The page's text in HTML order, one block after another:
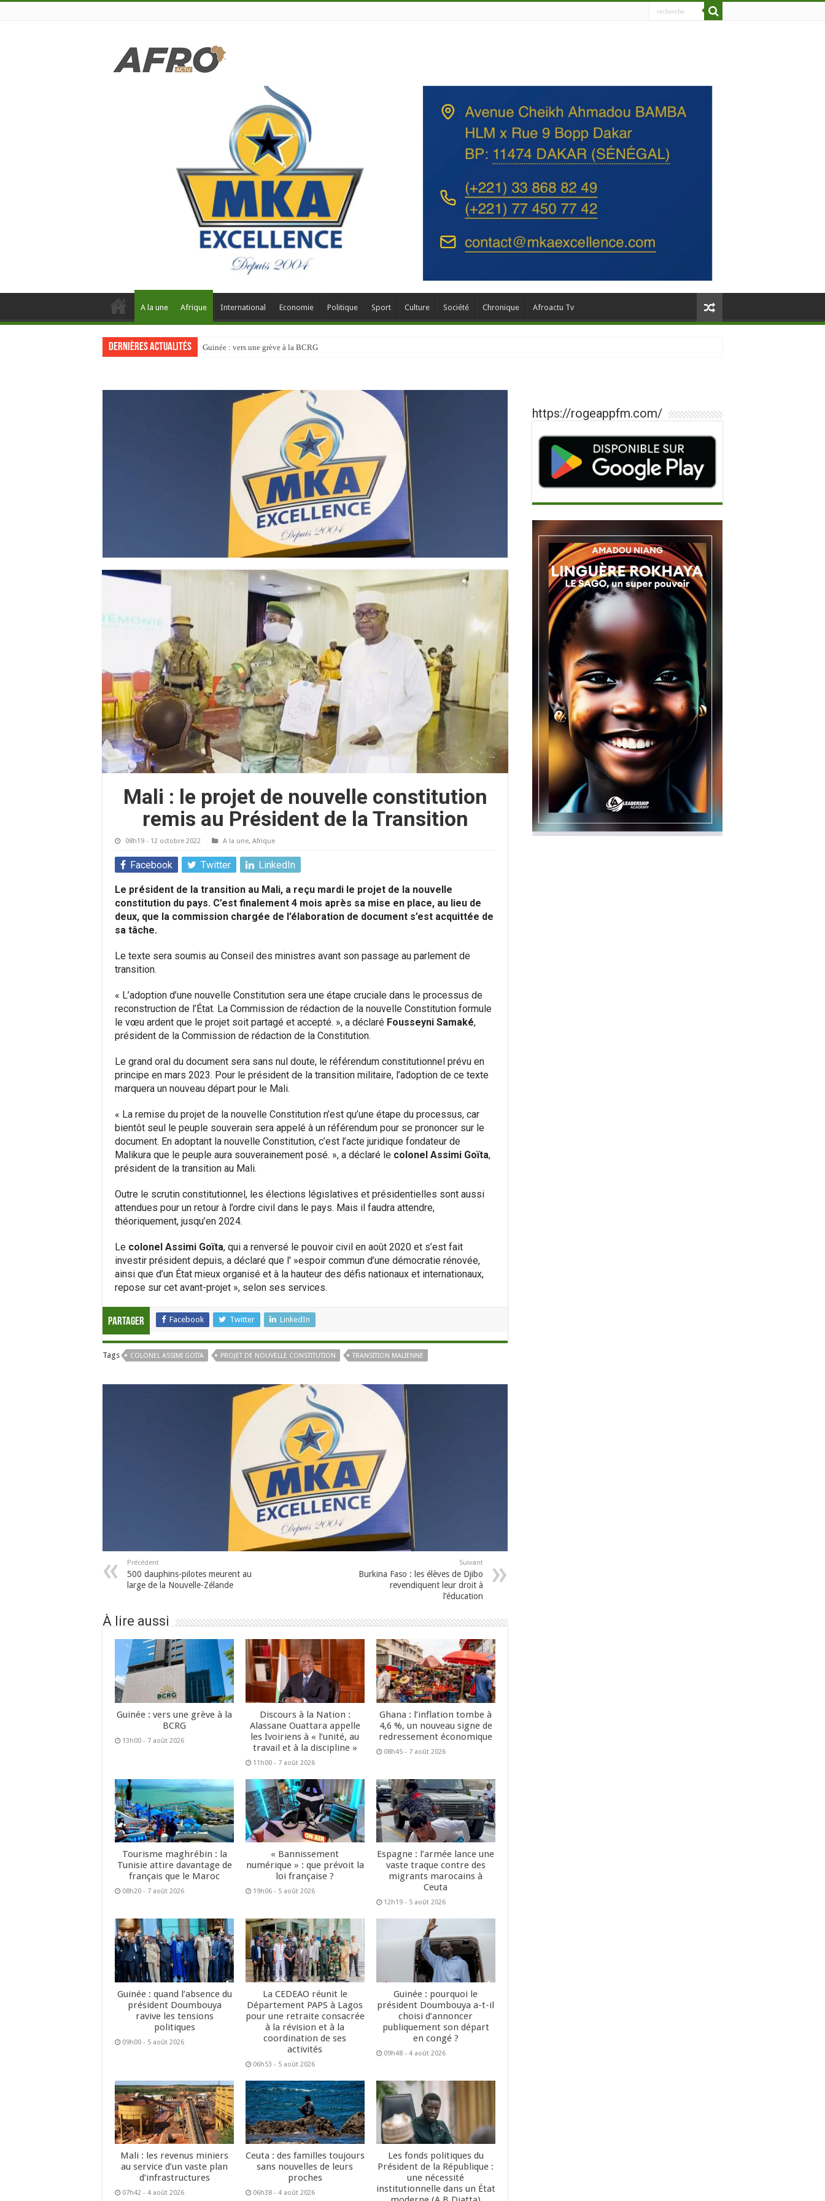
A la une Afrique International Economie Politique Sport Culture Société Chronique Afroactu Tv
Dernières actualités Guinée : vers une grève à la BCRG
Mali : le projet de nouvelle constitution
remis au Président de la Transition
08h19 - 12 octobre 2022 A la une, Afrique
Facebook Twitter LinkedIn
Le président de la transition au Mali, a reçu mardi le projet de la nouvelle
constitution du pays. C’est finalement 4 mois après sa mise en place, au lieu de
deux, que la commission chargée de l’élaboration de document s’est acquittée de
sa tâche.
Le texte sera soumis au Conseil des ministres avant son passage au parlement de
transition.
« L’adoption d’une nouvelle Constitution sera une étape cruciale dans le processus de
reconstruction de l’État. La Commission de rédaction de la nouvelle Constitution formule
le vœu ardent que le projet soit partagé et accepté. », a déclaré Fousseyni Samaké,
président de la Commission de rédaction de la Constitution.
Le grand oral du document sera sans nul doute, le référendum constitutionnel prévu en
principe en mars 2023. Pour le président de la transition militaire, l’adoption de ce texte
marquera un nouveau départ pour le Mali.
« La remise du projet de la nouvelle Constitution n’est qu’une étape du processus, car
bientôt seul le peuple souverain sera appelé à un référendum pour se prononcer sur le
document. En adoptant la nouvelle Constitution, c’est l’acte juridique fondateur de
Malikura que le peuple aura souverainement posé. », a déclaré le colonel Assimi Goïta,
président de la transition au Mali.
Outre le scrutin constitutionnel, les élections législatives et présidentielles sont aussi
attendues pour un retour à l’ordre civil dans le pays. Mais il faudra attendre,
théoriquement, jusqu’en 2024.
Le colonel Assimi Goïta, qui a renversé le pouvoir civil en août 2020 et s’est fait
investir président depuis, a déclaré que l' »espoir commun d’une démocratie rénovée,
ainsi que d’un État mieux organisé et à la hauteur des défis nationaux et internationaux,
repose sur cet avant-projet », selon ses services.
Partager Facebook Twitter LinkedIn
Tags COLONEL ASSIMI GOÏTA PROJET DE NOUVELLE CONSTITUTION TRANSITION MALIENNE
Précédent
500 dauphins-pilotes meurent au
large de la Nouvelle-Zélande
Suivant
Burkina Faso : les élèves de Djibo
revendiquent leur droit à
l’éducation
À lire aussi
Guinée : vers une grève à la
BCRG
13h00 - 7 août 2026
Discours à la Nation :
Alassane Ouattara appelle
les Ivoiriens à « l’unité, au
travail et à la discipline »
11h00 - 7 août 2026
Ghana : l’inflation tombe à
4,6 %, un nouveau signe de
redressement économique
08h45 - 7 août 2026
Tourisme maghrébin : la
Tunisie attire davantage de
français que le Maroc
08h20 - 7 août 2026
« Bannissement
numérique » : que prévoit la
loi française ?
19h06 - 5 août 2026
Espagne : l’armée lance une
vaste traque contre des
migrants marocains à
Ceuta
12h19 - 5 août 2026
Guinée : quand l’absence du
président Doumbouya
ravive les tensions
politiques
09h00 - 5 août 2026
La CEDEAO réunit le
Département PAPS à Lagos
pour une retraite consacrée
à la révision et à la
coordination de ses
activités
06h53 - 5 août 2026
Guinée : pourquoi le
président Doumbouya a-t-il
choisi d’annoncer
publiquement son départ
en congé ?
09h48 - 4 août 2026
Mali : les revenus miniers
au service d’un vaste plan
d’infrastructures
07h42 - 4 août 2026
Ceuta : des familles toujours
sans nouvelles de leurs
proches
06h38 - 4 août 2026
Les fonds politiques du
Président de la République :
une nécessité
institutionnelle dans un État
https://rogeappfm.com/